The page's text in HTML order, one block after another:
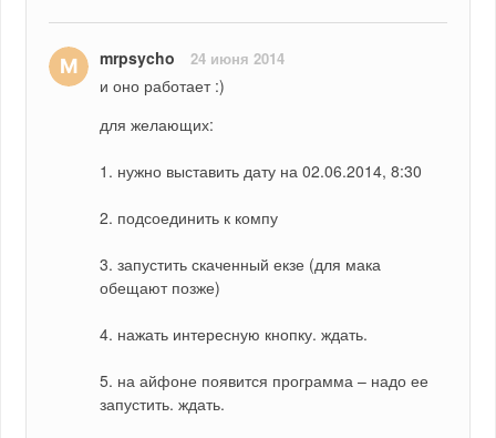
mrpsycho 24 июня 2014
и оно работает :)
для желающих:
1. нужно выставить дату на 02.06.2014, 8:30
2. подсоединить к компу
3. запустить скаченный екзе (для мака
обещают позже)
4. нажать интересную кнопку. ждать.
5. на айфоне появится программа – надо ее
запустить. ждать.